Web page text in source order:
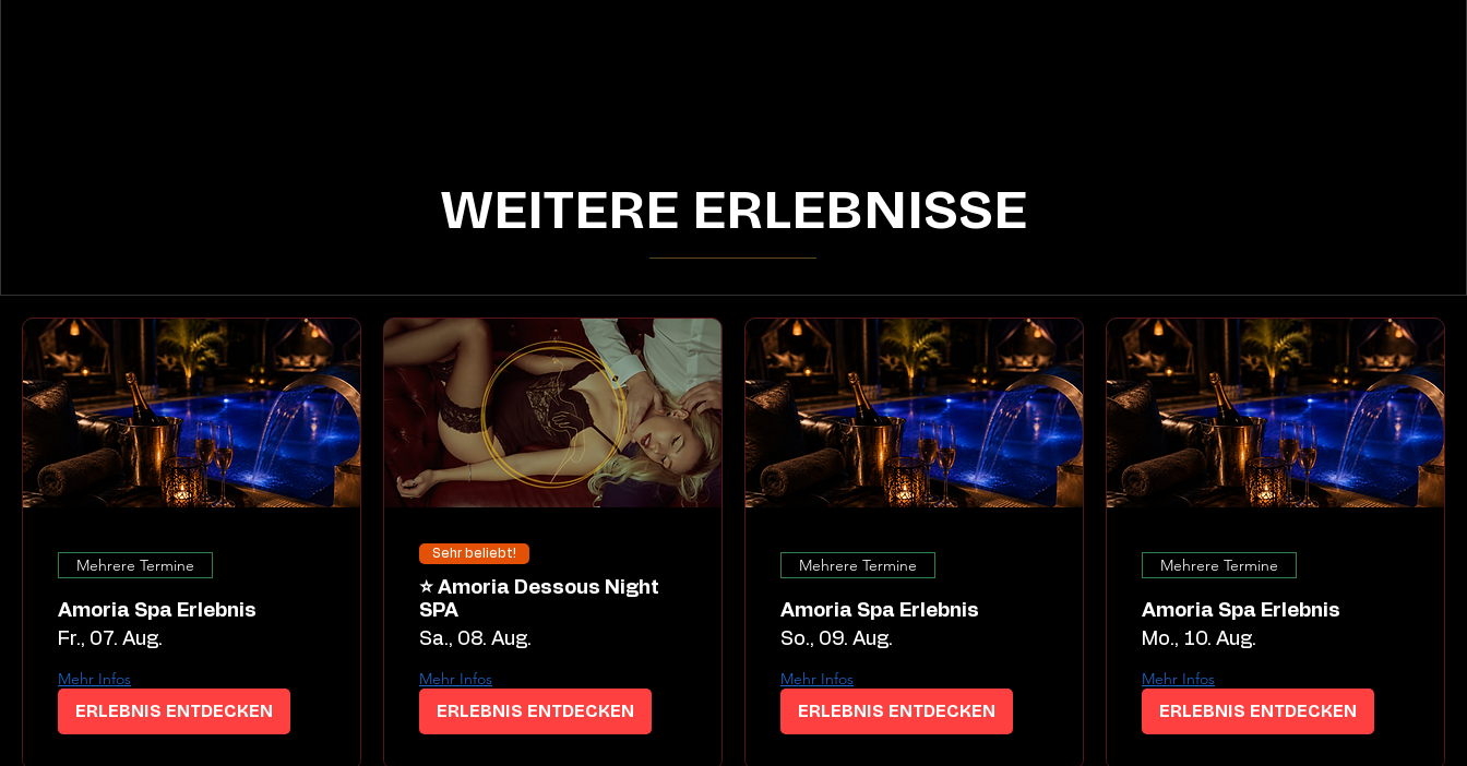
WEITERE ERLEBNISSE
Mehrere Termine
Amoria Spa Erlebnis
Fr., 07. Aug.
Mehr Infos
ERLEBNIS ENTDECKEN
Sehr beliebt!
⭐ Amoria Dessous Night
SPA
Sa., 08. Aug.
Mehr Infos
ERLEBNIS ENTDECKEN
Mehrere Termine
Amoria Spa Erlebnis
So., 09. Aug.
Mehr Infos
ERLEBNIS ENTDECKEN
Mehrere Termine
Amoria Spa Erlebnis
Mo., 10. Aug.
Mehr Infos
ERLEBNIS ENTDECKEN